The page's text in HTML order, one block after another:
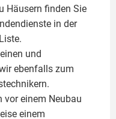
Häusern finden Sie
in der
und
ebenfalls zum
vor einem Neubau
einem